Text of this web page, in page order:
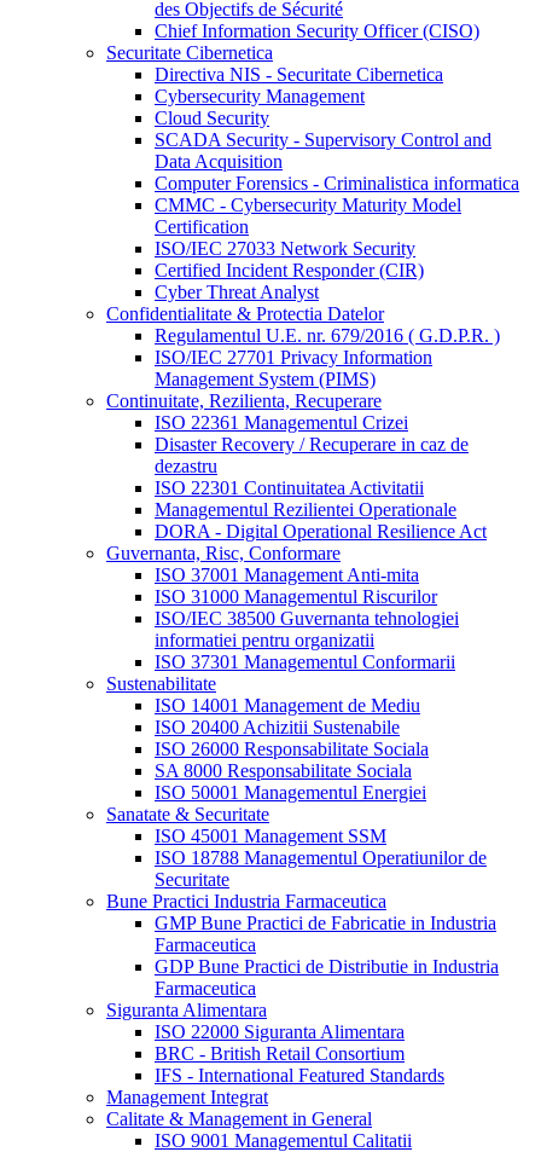
des Objectifs de Sécurité
Chief Information Security Officer (CISO)
Securitate Cibernetica
Directiva NIS - Securitate Cibernetica
Cybersecurity Management
Cloud Security
SCADA Security - Supervisory Control and
Data Acquisition
Computer Forensics - Criminalistica informatica
CMMC - Cybersecurity Maturity Model
Certification
ISO/IEC 27033 Network Security
Certified Incident Responder (CIR)
Cyber Threat Analyst
Confidentialitate & Protectia Datelor
Regulamentul U.E. nr. 679/2016 ( G.D.P.R. )
ISO/IEC 27701 Privacy Information
Management System (PIMS)
Continuitate, Rezilienta, Recuperare
ISO 22361 Managementul Crizei
Disaster Recovery / Recuperare in caz de
dezastru
ISO 22301 Continuitatea Activitatii
Managementul Rezilientei Operationale
DORA - Digital Operational Resilience Act
Guvernanta, Risc, Conformare
ISO 37001 Management Anti-mita
ISO 31000 Managementul Riscurilor
ISO/IEC 38500 Guvernanta tehnologiei
informatiei pentru organizatii
ISO 37301 Managementul Conformarii
Sustenabilitate
ISO 14001 Management de Mediu
ISO 20400 Achizitii Sustenabile
ISO 26000 Responsabilitate Sociala
SA 8000 Responsabilitate Sociala
ISO 50001 Managementul Energiei
Sanatate & Securitate
ISO 45001 Management SSM
ISO 18788 Managementul Operatiunilor de
Securitate
Bune Practici Industria Farmaceutica
GMP Bune Practici de Fabricatie in Industria
Farmaceutica
GDP Bune Practici de Distributie in Industria
Farmaceutica
Siguranta Alimentara
ISO 22000 Siguranta Alimentara
BRC - British Retail Consortium
IFS - International Featured Standards
Management Integrat
Calitate & Management in General
ISO 9001 Managementul Calitatii